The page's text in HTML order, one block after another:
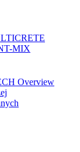
MIX
Overview